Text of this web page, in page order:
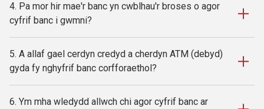
4. Pa mor hir mae'r banc yn cwblhau'r broses o agor
cyfrif banc i gwmni?
5. A allaf gael cerdyn credyd a cherdyn ATM (debyd)
gyda fy nghyfrif banc corfforaethol?
6. Ym mha wledydd allwch chi agor cyfrif banc ar